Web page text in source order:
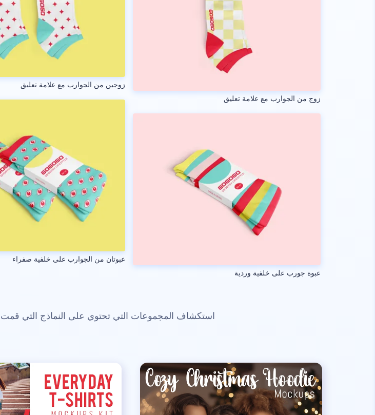
زوج من الجوارب مع علامة تعليق
عبوة جورب على خلفية وردية
زوجين من الجوارب مع علامة تعليق
عبوتان من الجوارب على خلفية صفراء
استكشاف المجموعات التي تحتوي على النماذج التي